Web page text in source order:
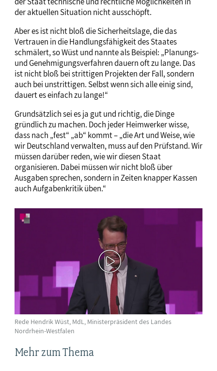
der aktuellen Situation nicht ausschöpft.
Aber es ist nicht bloß die Sicherheitslage, die das
Vertrauen in die Handlungsfähigkeit des Staates
schmälert, so Wüst und nannte als Beispiel: „Planungs-
und Genehmigungsverfahren dauern oft zu lange. Das
ist nicht bloß bei strittigen Projekten der Fall, sondern
auch bei unstrittigen. Selbst wenn sich alle einig sind,
dauert es einfach zu lange!“
Grundsätzlich sei es ja gut und richtig, die Dinge
gründlich zu machen. Doch jeder Heimwerker wisse,
dass nach „fest“ „ab“ kommt – „die Art und Weise, wie
wir Deutschland verwalten, muss auf den Prüfstand. Wir
müssen darüber reden, wie wir diesen Staat
organisieren. Dabei müssen wir nicht bloß über
Ausgaben sprechen, sondern in Zeiten knapper Kassen
auch Aufgabenkritik üben.“
Rede Hendrik Wüst, MdL, Ministerpräsident des Landes
Nordrhein-Westfalen
Mehr zum Thema